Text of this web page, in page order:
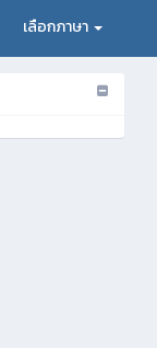
เลือกภาษา